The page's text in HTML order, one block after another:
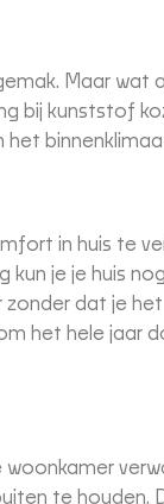
Maar wat
bij kunststof
in huis te
kun je je huis nog
zonder dat je het
het hele jaar
woonkamer
te houden.